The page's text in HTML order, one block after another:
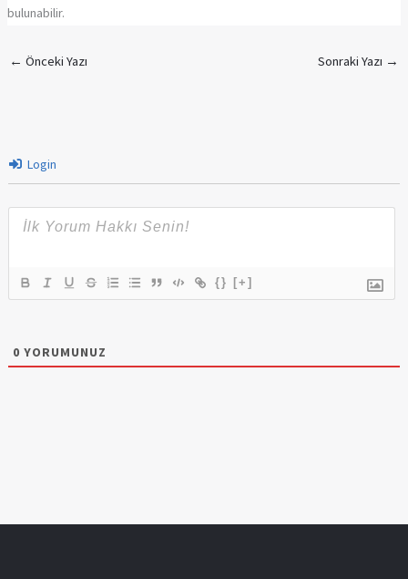
bulunabilir.
← Önceki Yazı Sonraki Yazı →
Login
{} [+]
0 YORUMUNUZ